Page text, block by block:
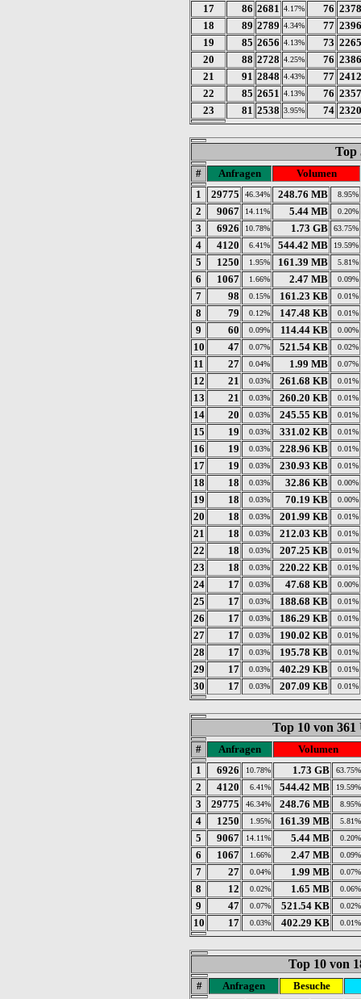
17 86 2681 4.17% 76 2378
18
89 2789 4.34% 77 2396
19
85 2656 4.13% 73 2265
20
88 2728 4.25% 76 2386
21
91 2848 4.43% 77 2412
22
85 2651 4.13% 76 2357
23
81 2538 3.95% 74 2320
Top
# Anfragen
Volumen
1
29775 46.34% 248.76 MB 8.95%
2 9067 14.11% 5.44 MB 0.20%
3 6926 10.78% 1.73 GB 63.75%
4 4120 6.41% 544.42 MB 19.59%
5 1250 1.95% 161.39 MB 5.81%
6 1067 1.66% 2.47 MB 0.09%
7 98 0.15% 161.23 KB 0.01%
8 79 0.12% 147.48 KB 0.01%
9 60 0.09% 114.44 KB 0.00%
10 47 0.07% 521.54 KB 0.02%
11 27 0.04% 1.99 MB 0.07%
12 21 0.03% 261.68 KB 0.01%
13 21 0.03% 260.20 KB 0.01%
14 20 0.03% 245.55 KB 0.01%
15 19 0.03% 331.02 KB 0.01%
16 19 0.03% 228.96 KB 0.01%
17 19 0.03% 230.93 KB 0.01%
18 18 0.03% 32.86 KB 0.00%
19 18 0.03% 70.19 KB 0.00%
20 18 0.03% 201.99 KB 0.01%
21 18 0.03% 212.03 KB 0.01%
22 18 0.03% 207.25 KB 0.01%
23 18 0.03% 220.22 KB 0.01%
24 17 0.03% 47.68 KB 0.00%
25 17 0.03% 188.68 KB 0.01%
26 17 0.03% 186.29 KB 0.01%
27 17 0.03% 190.02 KB 0.01%
28 17 0.03% 195.78 KB 0.01%
29 17 0.03% 402.29 KB 0.01%
30 17 0.03% 207.09 KB 0.01%
Top 10 von
# Anfragen
Volumen
1
6926 10.78% 1.73 GB 63.75%
2 4120 6.41% 544.42 MB 19.59%
3 29775 46.34% 248.76 MB 8.95%
4 1250 1.95% 161.39 MB 5.81%
5 9067 14.11% 5.44 MB 0.20%
6 1067 1.66% 2.47 MB 0.09%
7 27 0.04% 1.99 MB 0.07%
8 12 0.02% 1.65 MB 0.06%
9 47 0.07% 521.54 KB 0.02%
10 17 0.03% 402.29 KB 0.01%
Top 10 von
# Anfragen
Besuche